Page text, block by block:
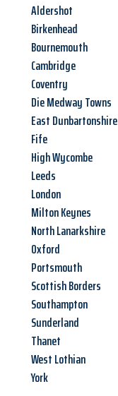
Aldershot
Birkenhead
Bournemouth
Cambridge
Coventry
Die Medway Towns
East Dunbartonshire
Fife
High Wycombe
Leeds
London
Milton Keynes
North Lanarkshire
Oxford
Portsmouth
Scottish Borders
Southampton
Sunderland
Thanet
West Lothian
York